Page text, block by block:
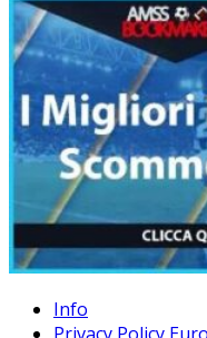
Info